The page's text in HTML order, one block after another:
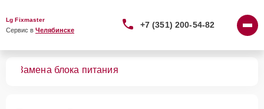
Lg Fixmaster
Сервис в Челябинске
+7 (351) 200-54-82
Замена блока питания